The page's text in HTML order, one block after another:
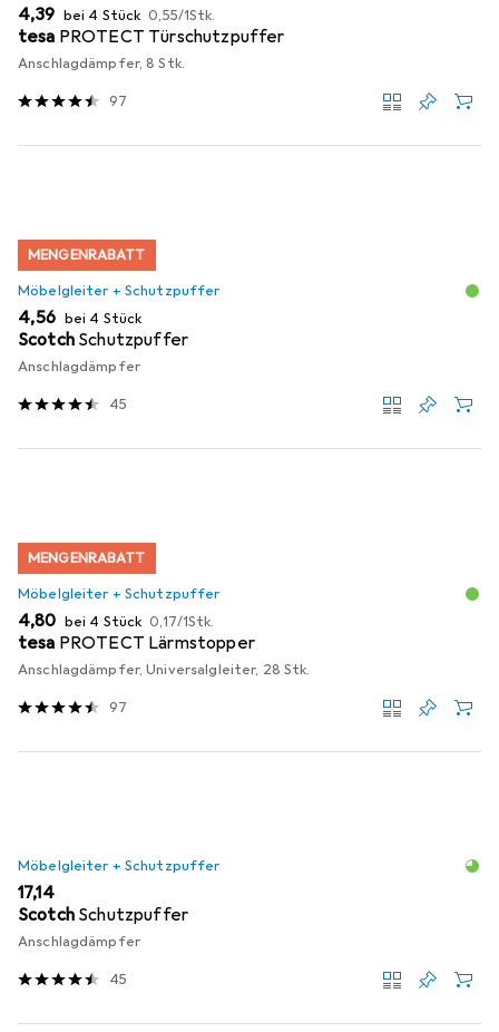
EUR
4,39 bei 4 Stück EUR
0,55/1Stk.
tesa PROTECT Türschutzpuffer
Anschlagdämpfer, 8 Stk.
97
MENGENRABATT
Möbelgleiter + Schutzpuffer
EUR
4,56 bei 4 Stück
Scotch Schutzpuffer
Anschlagdämpfer
45
MENGENRABATT
Möbelgleiter + Schutzpuffer
EUR
4,80 bei 4 Stück EUR
0,17/1Stk.
tesa PROTECT Lärmstopper
Anschlagdämpfer, Universalgleiter, 28 Stk.
97
Möbelgleiter + Schutzpuffer
EUR
17,14
Scotch Schutzpuffer
Anschlagdämpfer
45